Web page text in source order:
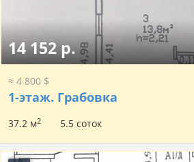
14 152 р.
≈ 4 800 $
1-этаж. Грабовка
37.2 м2 5.5 соток